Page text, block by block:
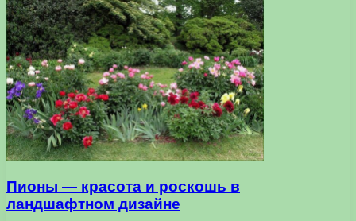
Пионы — красота и роскошь в
ландшафтном дизайне